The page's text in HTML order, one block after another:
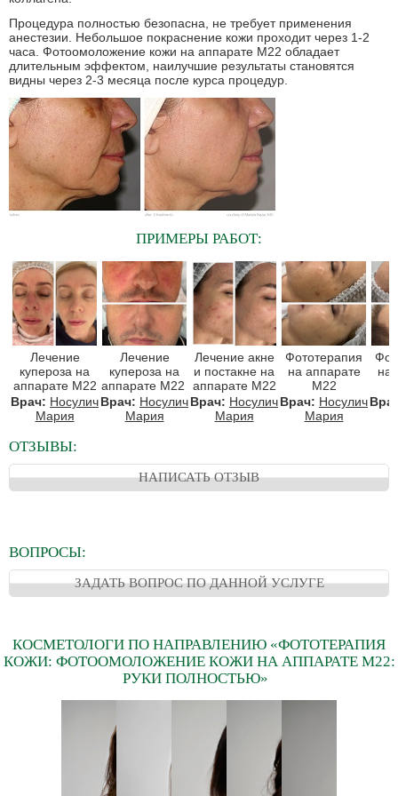
Процедура полностью безопасна, не требует применения
анестезии. Небольшое покраснение кожи проходит через 1-2
часа. Фотоомоложение кожи на аппарате М22 обладает
длительным эффектом, наилучшие результаты становятся
видны через 2-3 месяца после курса процедур.
ПРИМЕРЫ РАБОТ:
Лечение
купероза на
аппарате М22
Лечение
купероза на
аппарате М22
Лечение акне
и постакне на
аппарате М22
Фототерапия
на аппарате
М22
на
Врач: Носулич
Мария
Врач: Носулич
Мария
Врач: Носулич
Мария
Врач: Носулич
Мария
ОТЗЫВЫ:
НАПИСАТЬ ОТЗЫВ
ВОПРОСЫ:
ЗАДАТЬ ВОПРОС ПО ДАННОЙ УСЛУГЕ
КОСМЕТОЛОГИ ПО НАПРАВЛЕНИЮ «ФОТОТЕРАПИЯ
КОЖИ: ФОТООМОЛОЖЕНИЕ КОЖИ НА АППАРАТЕ М22:
РУКИ ПОЛНОСТЬЮ»